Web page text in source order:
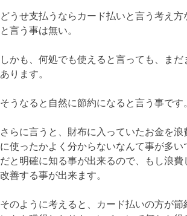
どうせ支払うならカード払いと言う考え方
と言う事は無い。
しかも、何処でも使えると言っても、まだ
あります。
そうなると自然に節約になると言う事です
さらに言うと、財布に入っていたお金を
に使ったかよく分からないなんて事が多い
だと明確に知る事が出来るので、もし浪費
改善する事が出来ます。
そのように考えると、カード払いの方が節